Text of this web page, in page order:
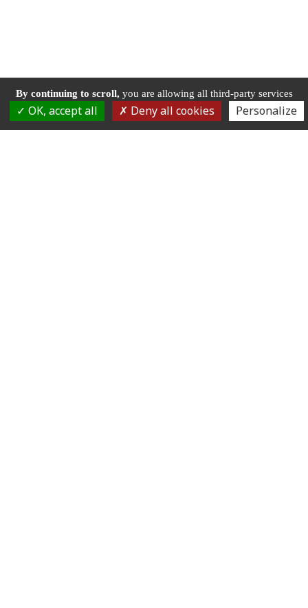
By continuing to scroll, you are allowing all third-party services
OK, accept all Deny all cookies Personalize